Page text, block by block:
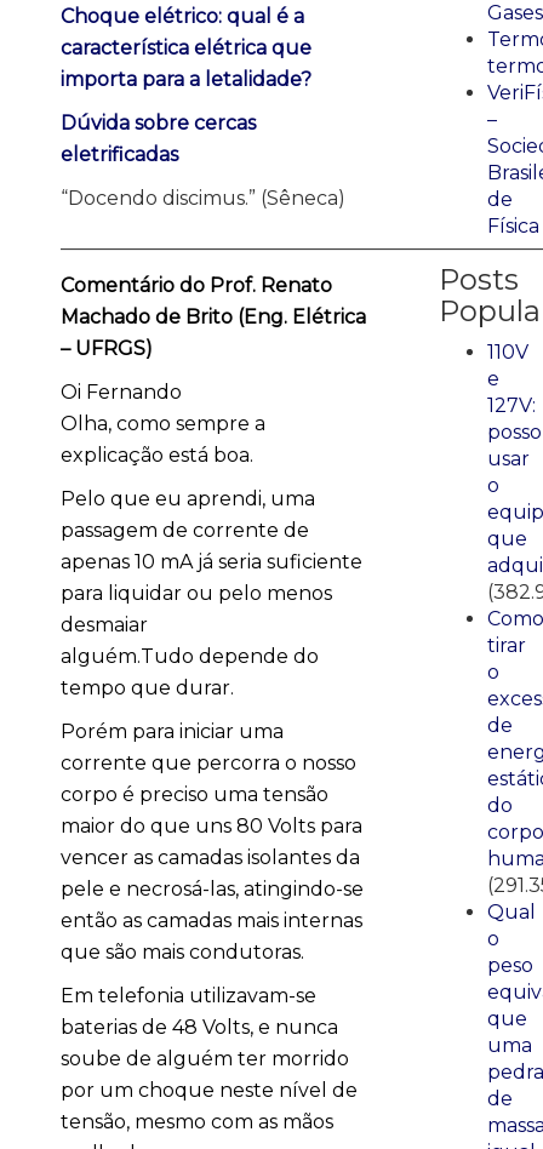
Choque elétrico: qual é a
característica elétrica que
importa para a letalidade?
Dúvida sobre cercas
eletrificadas
“Docendo discimus.” (Sêneca)
Comentário do Prof. Renato
Machado de Brito (Eng. Elétrica
– UFRGS)
Oi Fernando
Olha, como sempre a
explicação está boa.
Pelo que eu aprendi, uma
passagem de corrente de
apenas 10 mA já seria suficiente
para liquidar ou pelo menos
desmaiar
alguém.Tudo depende do
tempo que durar.
Porém para iniciar uma
corrente que percorra o nosso
corpo é preciso uma tensão
maior do que uns 80 Volts para
vencer as camadas isolantes da
pele e necrosá-las, atingindo-se
então as camadas mais internas
que são mais condutoras.
Em telefonia utilizavam-se
baterias de 48 Volts, e nunca
soube de alguém ter morrido
por um choque neste nível de
tensão, mesmo com as mãos
Gases
–
de
Física
Posts
110V
e
127V:
posso
usar
o
que
Como
tirar
o
de
do
corpo
Qual
o
peso
que
uma
pedra
de